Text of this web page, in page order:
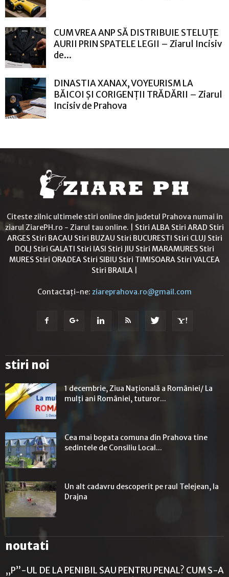
CUM VREA ANP SĂ DISTRIBUIE STELUȚE
AURII PRIN SPATELE LEGII – Ziarul Incisiv
de...
DINASTIA XANAX, VOYEURISM LA
BĂICOI ȘI CORIGENȚII TRĂDĂRII – Ziarul
Incisiv de Prahova
Citeste zilnic ultimele stiri online din judetul Prahova numai in
ziarul ZiarePH.ro - Ziarul tau online. | Stiri ALBA Stiri ARAD Stiri
ARGES Stiri BACAU Stiri BUZAU Stiri BUCURESTI Stiri CLUJ Stiri
DOLJ Stiri GALATI Stiri IASI Stiri JIU Stiri MARAMURES Stiri
MURES Stiri ORADEA Stiri SIBIU Stiri TIMISOARA Stiri VALCEA
Stiri BRAILA
Contactați-ne: ziareprahova.ro@gmail.com
stiri noi
1 decembrie, Ziua Naţională a României/ La
mulți ani României, tuturor...
Cea mai bogata comuna din Prahova tine
sedintele de Consiliu Local...
Un alt cadavru descoperit pe raul Telejean, la
Drajna
noutati
„P”-UL DE LA PENIBIL SAU PENTRU PENAL? CUM S-A